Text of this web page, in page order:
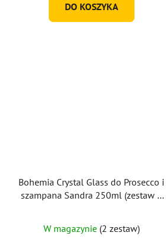
DO KOSZYKA
Bohemia Crystal Glass do Prosecco i
szampana Sandra 250ml (zestaw 6
W magazynie (2 zestaw)